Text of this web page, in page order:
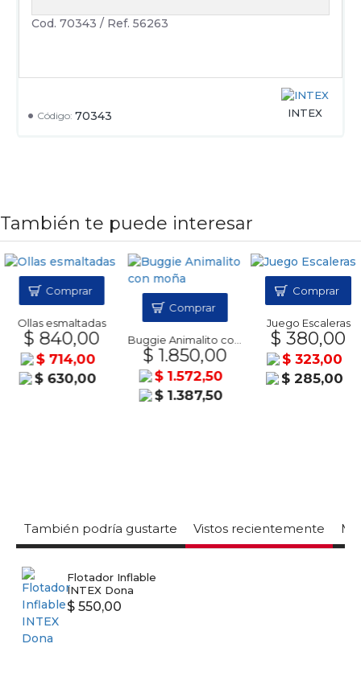
Código: 70343 INTEX
Cod. 70343 / Ref. 56263
También te puede interesar
Ollas esmaltadas
$ 840,00
$ 714,00
$ 630,00
Comprar
Buggie Animalito con moña
$ 1.850,00
$ 1.572,50
$ 1.387,50
Comprar
Juego Escaleras
$ 380,00
$ 323,00
$ 285,00
Comprar
También podría gustarte Vistos recientemente
Flotador Inflable
INTEX Dona
$ 550,00